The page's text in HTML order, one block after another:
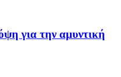
για την αμυντική